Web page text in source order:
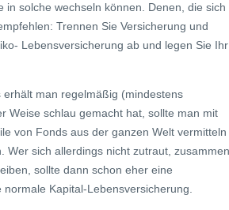
solche wechseln können. Denen, die sich
Trennen Sie Versicherung und
Lebensversicherung ab und legen Sie Ihr
man regelmäßig (mindestens
Weise schlau gemacht hat, sollte man mit
von Fonds aus der ganzen Welt vermitteln
Wer sich allerdings nicht zutraut, zusammen
sollte dann schon eher eine
Kapital-Lebensversicherung.